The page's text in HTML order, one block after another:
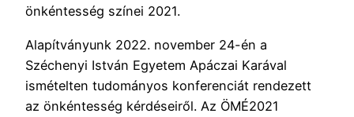
önkéntesség színei 2021.
Alapítványunk 2022. november 24-én a
Széchenyi István Egyetem Apáczai Karával
ismételten tudományos konferenciát rendezett
az önkéntesség kérdéseiről. Az ÖMÉ2021